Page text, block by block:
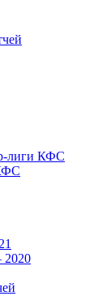
лиги КФС
2020